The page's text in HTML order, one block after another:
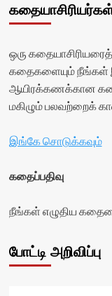
ஒரு
கதைகளையும் நீங்கள்
ஆயிரக்கணக்கான
மகிழும் பலவற்றைக்
இங்கே சொடுக்கவும்
கதைப்பதிவு
நீங்கள் எழுதிய
போட்டி அறிவிப்பு